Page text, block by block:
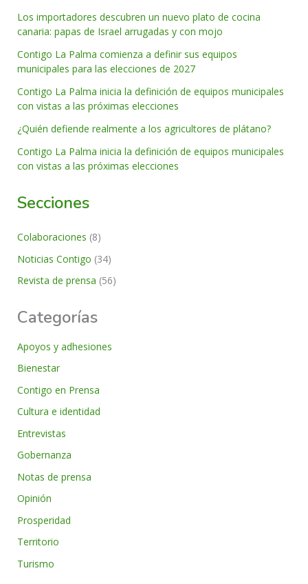
Los importadores descubren un nuevo plato de cocina
canaria: papas de Israel arrugadas y con mojo
Contigo La Palma comienza a definir sus equipos
municipales para las elecciones de 2027
Contigo La Palma inicia la definición de equipos municipales
con vistas a las próximas elecciones
¿Quién defiende realmente a los agricultores de plátano?
Contigo La Palma inicia la definición de equipos municipales
con vistas a las próximas elecciones
Secciones
Colaboraciones (8)
Noticias Contigo (34)
Revista de prensa (56)
Categorías
Apoyos y adhesiones
Bienestar
Contigo en Prensa
Cultura e identidad
Entrevistas
Gobernanza
Notas de prensa
Opinión
Prosperidad
Territorio
Turismo